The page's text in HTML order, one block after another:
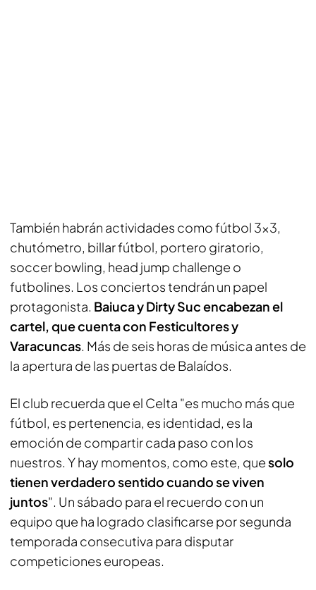
También habrán actividades como fútbol 3×3,
chutómetro, billar fútbol, portero giratorio,
soccer bowling, head jump challenge o
futbolines. Los conciertos tendrán un papel
protagonista. Baiuca y Dirty Suc encabezan el
cartel, que cuenta con Festicultores y
Varacuncas. Más de seis horas de música antes de
la apertura de las puertas de Balaídos.
El club recuerda que el Celta "es mucho más que
fútbol, es pertenencia, es identidad, es la
emoción de compartir cada paso con los
nuestros. Y hay momentos, como este, quesolo
tienen verdadero sentido cuando se viven
juntos". Un sábado para el recuerdo con un
equipo que ha logrado clasificarse por segunda
temporada consecutiva para disputar
competiciones europeas.